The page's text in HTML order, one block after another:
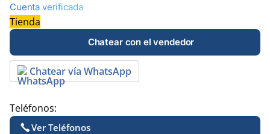
Cuenta verificada
Tienda
Chatear con el vendedor
Chatear vía WhatsApp
Teléfonos:
Ver Teléfonos